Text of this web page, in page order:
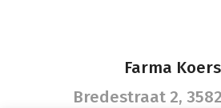
Farma
Bredestraat 2,